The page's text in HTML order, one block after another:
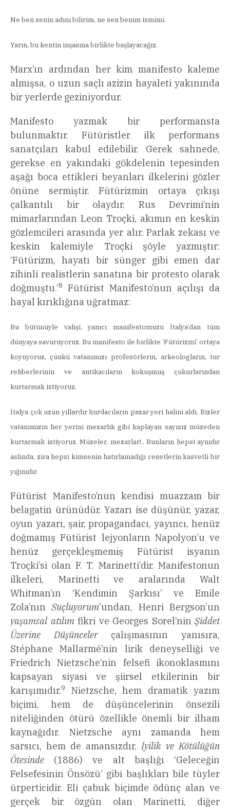
Ne ben senin adını bilirim, ne sen benim ismimi.
Yarın, bu kentin inşasına birlikte başlayacağız.
Marx’ın ardından her kim manifesto kaleme
almışsa, o uzun saçlı azizin hayaleti yakınında
bir yerlerde geziniyordur.
Manifesto yazmak bir performansta
bulunmaktır. Fütüristler ilk performans
sanatçıları kabul edilebilir. Gerek sahnede,
gerekse en yakındaki gökdelenin tepesinden
aşağı boca ettikleri beyanları ilkelerini gözler
önüne sermiştir. Fütürizmin ortaya çıkışı
çalkantılı bir olaydır. Rus Devrimi’nin
mimarlarından Leon Troçki, akımın en keskin
gözlemcileri arasında yer alır. Parlak zekası ve
keskin kalemiyle Troçki şöyle yazmıştır:
‘Fütürizm, hayatı bir sünger gibi emen dar
zihinli realistlerin sanatına bir protesto olarak
doğmuştu.’8
Fütürist Manifesto’nun açılışı da
hayal kırıklığına uğratmaz:
Bu bütünüyle vahşi, yanıcı manifestomuzu İtalya’dan tüm
dünyaya savuruyoruz. Bu manifesto ile birlikte ‘Fütürizmi’ ortaya
koyuyoruz, çünkü vatanımızı profesörlerin, arkeologların, tur
rehberlerinin ve antikacıların kokuşmuş çukurlarından
kurtarmak istiyoruz.
İtalya çok uzun yıllardır hurdacıların pazar yeri halini aldı. Bizler
vatanımızın her yerini mezarlık gibi kaplayan sayısız müzeden
kurtarmak istiyoruz. Müzeler, mezarlar!.. Bunların hepsi aynıdır
aslında, zira hepsi kimsenin hatırlamadığı cesetlerin kasvetli bir
yığınıdır.
Fütürist Manifesto’nun kendisi muazzam bir
belagatin ürünüdür. Yazarı ise düşünür, yazar,
oyun yazarı, şair, propagandacı, yayıncı, henüz
doğmamış Fütürist lejyonların Napolyon’u ve
henüz gerçekleşmemiş Fütürist isyanın
Troçki’si olan F. T. Marinetti’dir. Manifestonun
ilkeleri, Marinetti ve aralarında Walt
Whitman’ın ‘Kendimin Şarkısı’ ve Emile
Zola’nınSuçluyorum’undan, Henri Bergson’un
yaşamsal atılımfikri ve Georges Sorel’nin Şiddet
Üzerine Düşüncelerçalışmasının yanısıra,
Stéphane Mallarmé’nin lirik deneyselliği ve
Friedrich Nietzsche’nin felsefi ikonoklasmını
kapsayan siyasi ve şiirsel etkilerinin bir
karışımıdır.9
Nietzsche, hem dramatik yazım
biçimi, hem de düşüncelerinin önsezili
niteliğinden ötürü özellikle önemli bir ilham
kaynağıdır. Nietzsche aynı zamanda hem
sarsıcı, hem de amansızdır.İyilik ve Kötülüğün
Ötesinde (1886) ve alt başlığı ‘Geleceğin
Felsefesinin Önsözü’ gibi başlıkları bile tüyler
ürperticidir. Eli çabuk biçimde ödünç alan ve
gerçek bir özgün olan Marinetti, diğer